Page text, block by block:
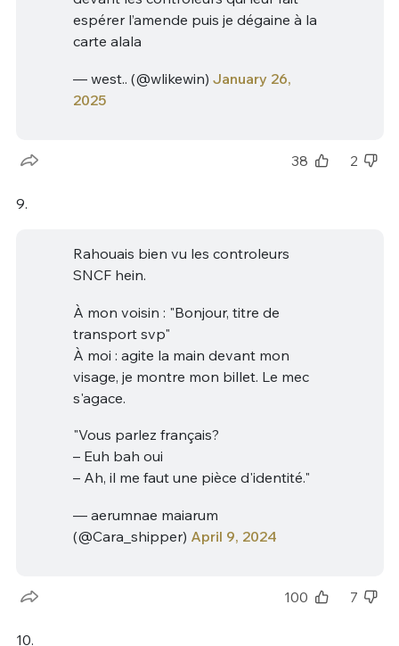
espérer l’amende puis je dégaine à la
carte alala
— west.. (@wlikewin) January 26,
2025
38 2
9.
Rahouais bien vu les controleurs
SNCF hein.
À mon voisin : "Bonjour, titre de
transport svp"
À moi : agite la main devant mon
visage, je montre mon billet. Le mec
s'agace.
"Vous parlez français?
– Euh bah oui
– Ah, il me faut une pièce d'identité."
— aerumnae maiarum
(@Cara_shipper) April 9, 2024
100 7
10.